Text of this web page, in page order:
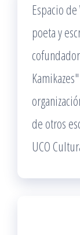
Espacio
poeta y
de otros
UCO